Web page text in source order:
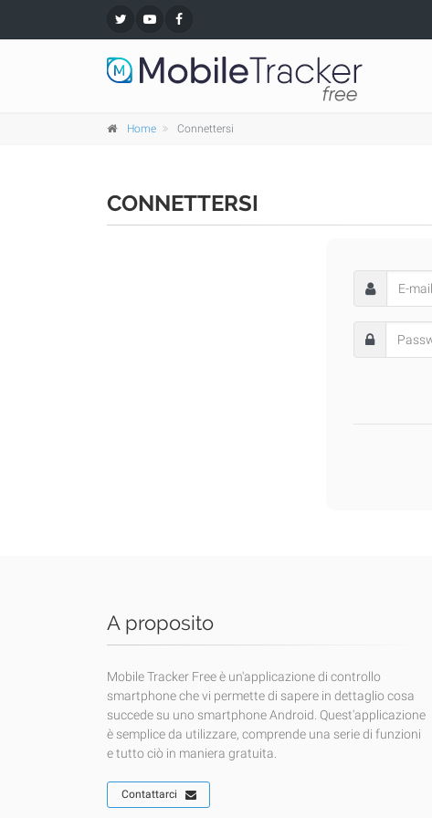
Home Connettersi
CONNETTERSI
A proposito
Mobile Tracker Free è un'applicazione di controllo
smartphone che vi permette di sapere in dettaglio cosa
succede su uno smartphone Android. Quest'applicazione
è semplice da utilizzare, comprende una serie di funzioni
e tutto ciò in maniera gratuita.
Contattarci